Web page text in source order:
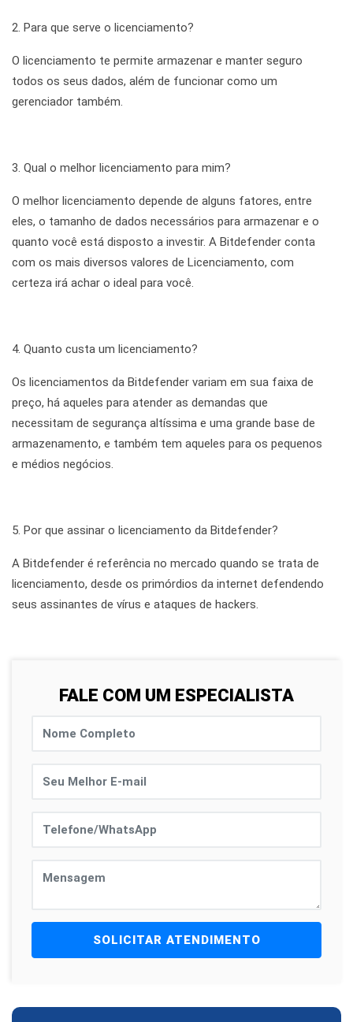
2. Para que serve o licenciamento?
O licenciamento te permite armazenar e manter seguro
todos os seus dados, além de funcionar como um
gerenciador também.
3. Qual o melhor licenciamento para mim?
O melhor licenciamento depende de alguns fatores, entre
eles, o tamanho de dados necessários para armazenar e o
quanto você está disposto a investir. A Bitdefender conta
com os mais diversos valores de Licenciamento, com
certeza irá achar o ideal para você.
4. Quanto custa um licenciamento?
Os licenciamentos da Bitdefender variam em sua faixa de
preço, há aqueles para atender as demandas que
necessitam de segurança altíssima e uma grande base de
armazenamento, e também tem aqueles para os pequenos
e médios negócios.
5. Por que assinar o licenciamento da Bitdefender?
A Bitdefender é referência no mercado quando se trata de
licenciamento, desde os primórdios da internet defendendo
seus assinantes de vírus e ataques de hackers.
FALE COM UM ESPECIALISTA
SOLICITAR ATENDIMENTO